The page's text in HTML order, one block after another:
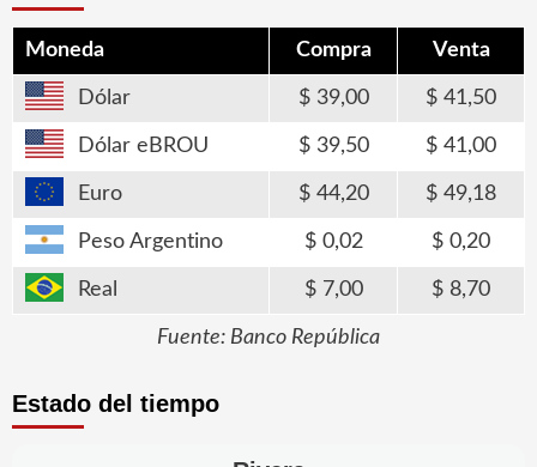
Moneda Compra Venta
Dólar 39,00 41,50
Dólar eBROU 39,50 41,00
Euro 44,20 49,18
Peso Argentino 0,02 0,20
Real 7,00 8,70
Fuente: Banco República
Estado del tiempo